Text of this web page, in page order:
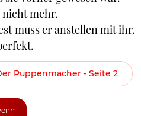
nicht mehr.
muss er anstellen mit ihr.
Puppenmacher - Seite 2